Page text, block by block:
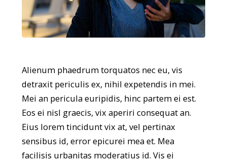
Alienum phaedrum torquatos nec eu, vis
detraxit periculis ex, nihil expetendis in mei.
Mei an pericula euripidis, hinc partem ei est.
Eos ei nisl graecis, vix aperiri consequat an.
Eius lorem tincidunt vix at, vel pertinax
sensibus id, error epicurei mea et. Mea
facilisis urbanitas moderatius id. Vis ei